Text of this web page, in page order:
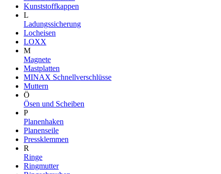
Kunststoffkappen
L
Ladungssicherung
Locheisen
LOXX
M
Magnete
Mastplatten
MINAX Schnellverschlüsse
Muttern
Ö
Ösen und Scheiben
P
Planenhaken
Planenseile
Pressklemmen
R
Ringe
Ringmutter